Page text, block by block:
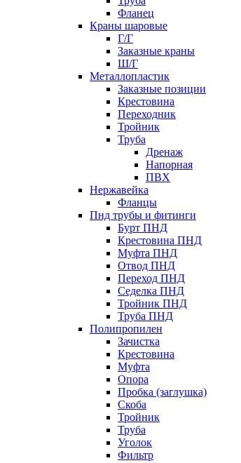
Фланец
Краны шаровые
Г/Г
Заказные краны
Ш/Г
Металлопластик
Заказные позиции
Крестовина
Переходник
Тройник
Труба
Дренаж
Напорная
ПВХ
Нержавейка
Фланцы
Пнд трубы и фитинги
Бурт ПНД
Крестовина ПНД
Муфта ПНД
Отвод ПНД
Переход ПНД
Седелка ПНД
Тройник ПНД
Труба ПНД
Полипропилен
Зачистка
Крестовина
Муфта
Опора
Пробка (заглушка)
Скоба
Тройник
Труба
Уголок
Фильтр